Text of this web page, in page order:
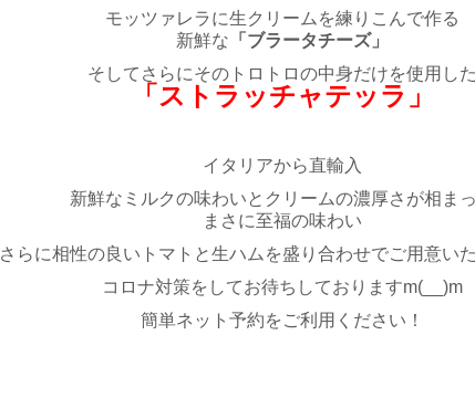
モッツァレラに生クリームを練りこんで作る
新鮮な 「ブラータチーズ」
そしてさらにそのトロトロの中身だけを使用し
「ストラッチャテッラ」
イタリアから直輸入
新鮮なミルクの味わいとクリームの濃厚さが相ま
まさに至福の味わい
さらに相性の良いトマトと生ハムを盛り合わせでご用意い
コロナ対策をしてお待ちしておりますm(__)m
簡単ネット予約をご利用ください！